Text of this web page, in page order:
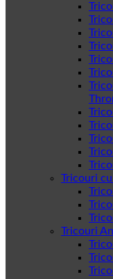
Tricouri
Tricouri